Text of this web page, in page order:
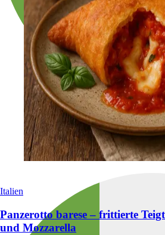
Italien
Panzerotto barese – frittierte
und Mozzarella